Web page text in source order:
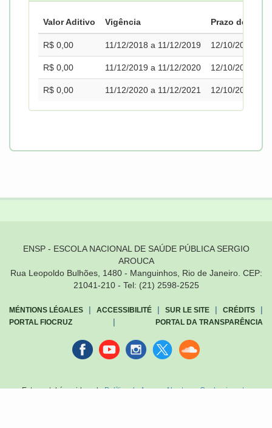
Valor Aditivo Vigência Prazo de
R$ 0,00 11/12/2018 a 11/12/2019 12/10/2019
R$ 0,00 11/12/2019 a 11/12/2020 12/10/2020
R$ 0,00 11/12/2020 a 11/12/2021 12/10/2021
ENSP - ESCOLA NACIONAL DE SAÚDE PÚBLICA SERGIO
AROUCA
Rua Leopoldo Bulhões, 1480 - Manguinhos, Rio de Janeiro. CEP:
21041-210 - Tel: (21) 2598-2525
MÉNTIONS LÉGALES | ACCESSIBILITÉ | SUR LE SITE | CRÉDITS |
PORTAL FIOCRUZ | PORTAL DA TRANSPARÊNCIA
FacebookyoutubeinstagranTwitterSound
cloud
Este portal é regido pelaPolítica de Acesso Aberto ao Conhecimento,